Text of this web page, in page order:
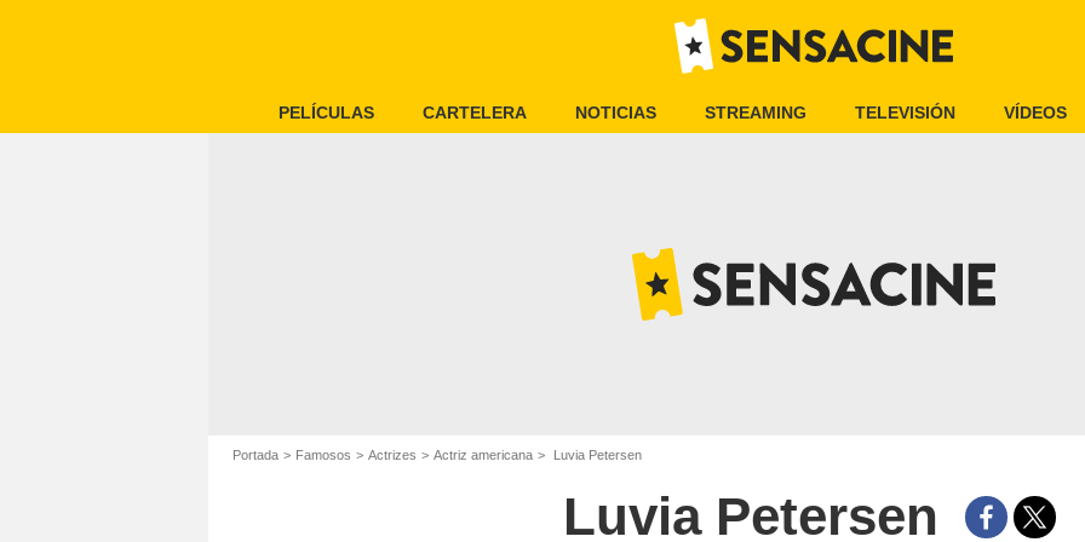
PELÍCULAS CARTELERA NOTICIAS STREAMING TELEVISIÓN VÍDEOS
Portada Famosos Actrizes Actriz americana Luvia Petersen
Luvia Petersen